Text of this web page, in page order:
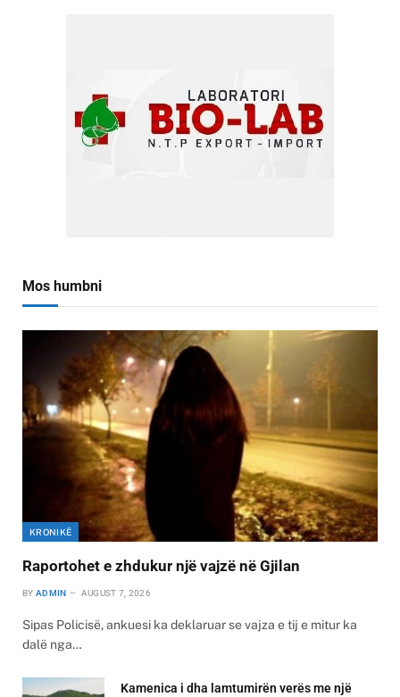
Mos humbni
KRONIKË
Raportohet e zhdukur një vajzë në Gjilan
BY ADMIN AUGUST 7, 2026
Sipas Policisë, ankuesi ka deklaruar se vajza e tij e mitur ka
dalë nga…
Kamenica i dha lamtumirën verës me një